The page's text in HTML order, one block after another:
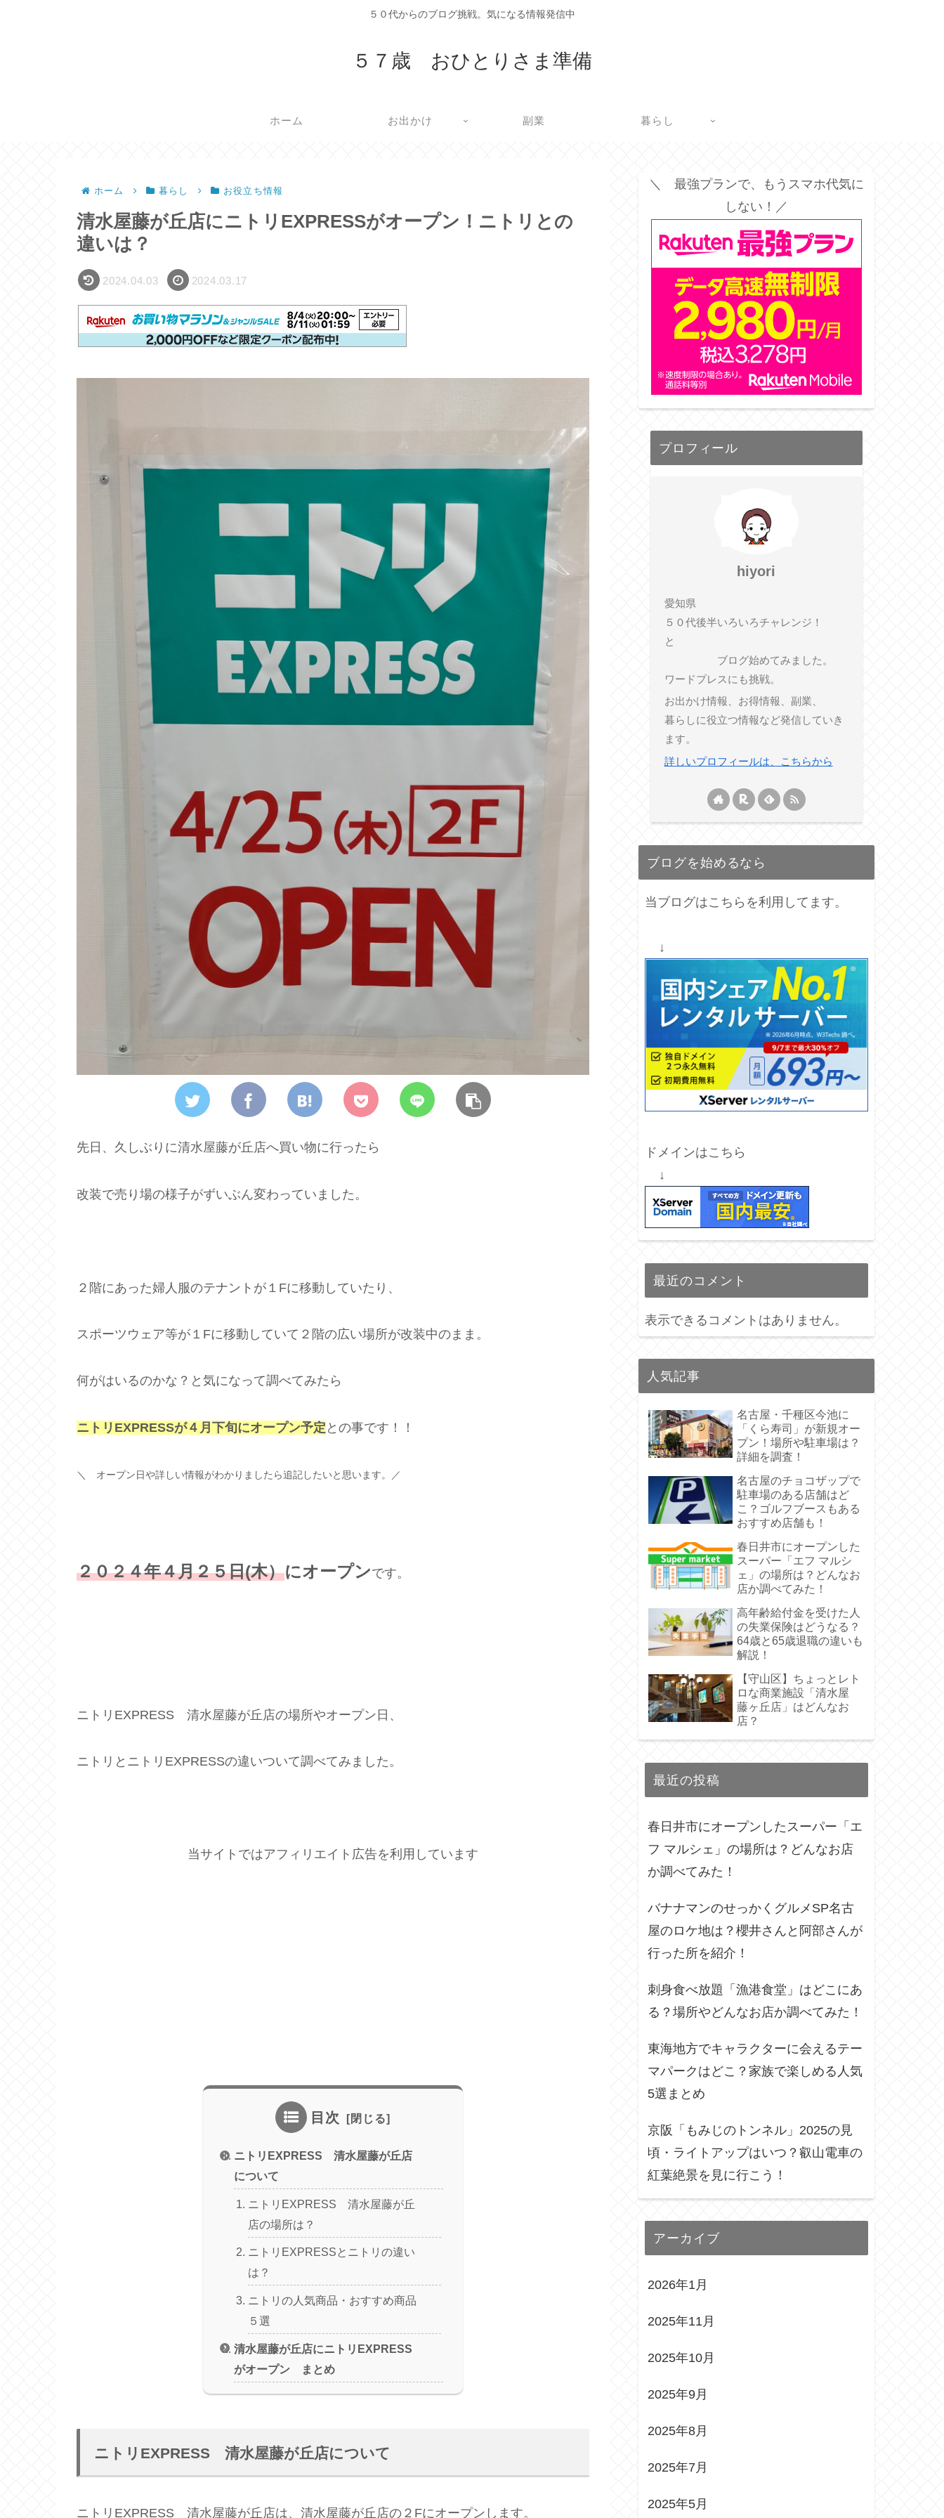
５０代からのブログ挑戦。気になる情報発信中
５７歳 おひとりさま準備
ホーム お出かけ 副業 暮らし
ホーム 暮らし お役立ち情報
清水屋藤が丘店にニトリEXPRESSがオープン！ニトリとの
違いは？
2024.04.03 2024.03.17
先日、久しぶりに清水屋藤が丘店へ買い物に行ったら
改装で売り場の様子がずいぶん変わっていました。
２階にあった婦人服のテナントが１Fに移動していたり、
スポーツウェア等が１Fに移動していて２階の広い場所が改装中のまま。
何がはいるのかな？と気になって調べてみたら
ニトリEXPRESSが４月下旬にオープン予定 との事です！！
＼ オープン日や詳しい情報がわかりましたら追記したいと思います。／
２０２４年４月２５日(木）にオープンです。
ニトリEXPRESS 清水屋藤が丘店の場所やオープン日、
ニトリとニトリEXPRESSの違いついて調べてみました。
当サイトではアフィリエイト広告を利用しています
目次
ニトリEXPRESS 清水屋藤が丘店
について
ニトリEXPRESS 清水屋藤が丘
店の場所は？
ニトリEXPRESSとニトリの違い
は？
ニトリの人気商品・おすすめ商品
５選
清水屋藤が丘店にニトリEXPRESS
がオープン まとめ
ニトリEXPRESS 清水屋藤が丘店について
ニトリEXPRESS 清水屋藤が丘店は、清水屋藤が丘店の２Fにオープンします。
＼ 最強プランで、もうスマホ代気に
しない！／
プロフィール
hiyori
愛知県
５０代後半いろいろチャレンジ！
と
ブログ始めてみました。
ワードプレスにも挑戦。
お出かけ情報、お得情報、副業、
暮らしに役立つ情報など発信していき
ます。
詳しいプロフィールは、こちらから
ブログを始めるなら
当ブログはこちらを利用してます。
↓
ドメインはこちら
↓
最近のコメント
表示できるコメントはありません。
人気記事
名古屋・千種区今池に
「くら寿司」が新規オー
プン！場所や駐車場は？
詳細を調査！
名古屋のチョコザップで
駐車場のある店舗はど
こ？ゴルフブースもある
おすすめ店舗も！
春日井市にオープンした
スーパー「エフ マルシ
ェ」の場所は？どんなお
店か調べてみた！
高年齢給付金を受けた人
の失業保険はどうなる？
64歳と65歳退職の違いも
解説！
【守山区】ちょっとレト
ロな商業施設「清水屋
藤ヶ丘店」はどんなお
店？
最近の投稿
春日井市にオープンしたスーパー「エ
フ マルシェ」の場所は？どんなお店
か調べてみた！
バナナマンのせっかくグルメSP名古
屋のロケ地は？櫻井さんと阿部さんが
行った所を紹介！
刺身食べ放題「漁港食堂」はどこにあ
る？場所やどんなお店か調べてみた！
東海地方でキャラクターに会えるテー
マパークはどこ？家族で楽しめる人気
5選まとめ
京阪「もみじのトンネル」2025の見
頃・ライトアップはいつ？叡山電車の
紅葉絶景を見に行こう！
アーカイブ
2026年1月
2025年11月
2025年10月
2025年9月
2025年8月
2025年7月
2025年5月